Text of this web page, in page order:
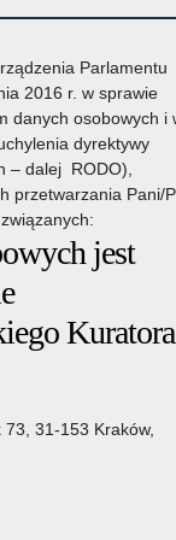
14 czerwca 2024
Parlamentu
2016 r. w sprawie
danych osobowych i
dyrektywy
– dalej RODO),
przetwarzania Pani/
jest
Kuratora
31-153 Kraków,